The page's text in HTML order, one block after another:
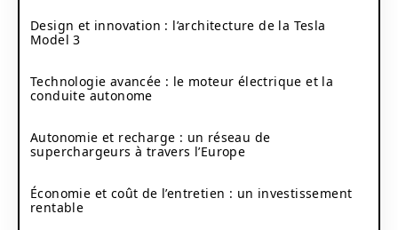
Design et innovation : l’architecture de la Tesla
Model 3
Technologie avancée : le moteur électrique et la
conduite autonome
Autonomie et recharge : un réseau de
superchargeurs à travers l’Europe
Économie et coût de l’entretien : un investissement
rentable